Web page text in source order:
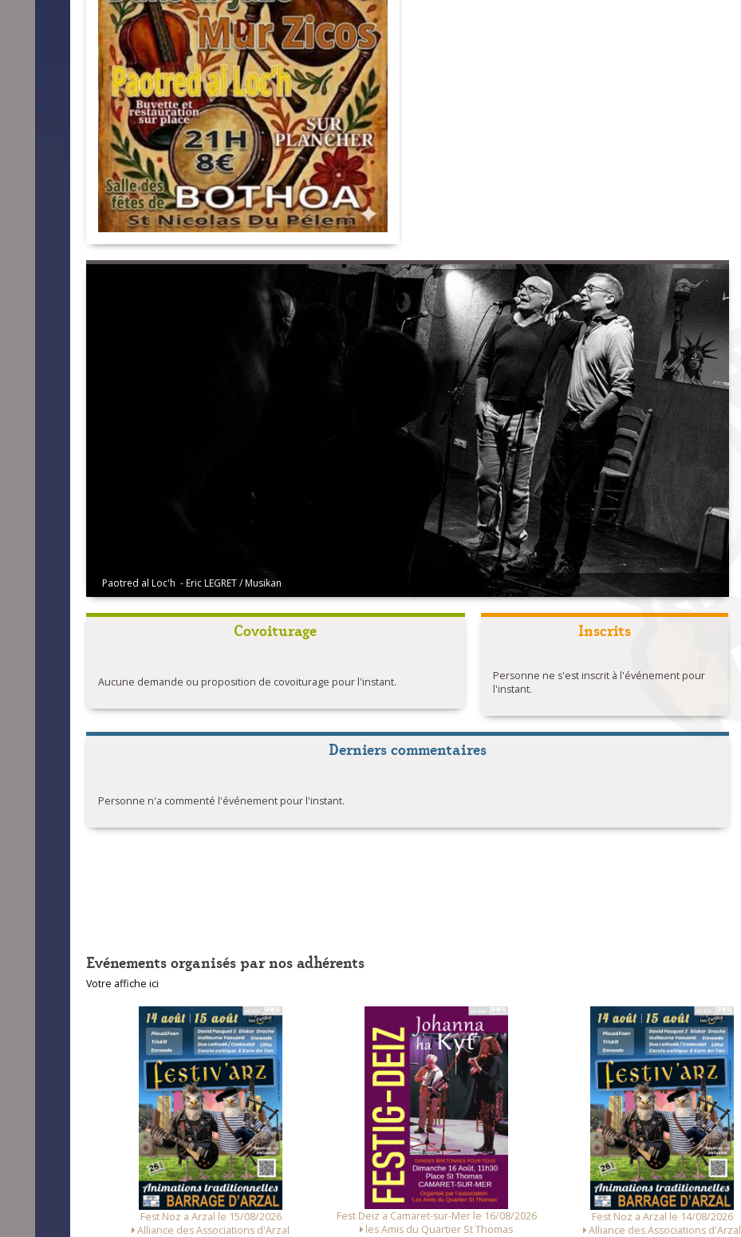
Dañs ar jâze - ® Eric Legret
Covoiturage
Aucune demande ou proposition de covoiturage pour l'instant.
Inscrits
Personne ne s'est inscrit à l'événement pour
l'instant.
Derniers commentaires
Personne n'a commenté l'événement pour l'instant.
Evénements organisés par nos adhérents
Votre affiche ici
Fest Noz a Arzal le 15/08/2026
Alliance des Associations d'Arzal
Fest Deiz a Camaret-sur-Mer le 16/08/2026
les Amis du Quartier St Thomas
Fest Noz a Arzal le 14/08/2026
Alliance des Associations d'Arzal